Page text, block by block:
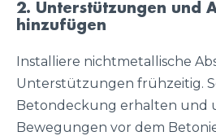
2. Unterstützungen und
hinzufügen
Installiere nichtmetallische
Unterstützungen frühzeitig.
Betondeckung erhalten und
Bewegungen vor dem